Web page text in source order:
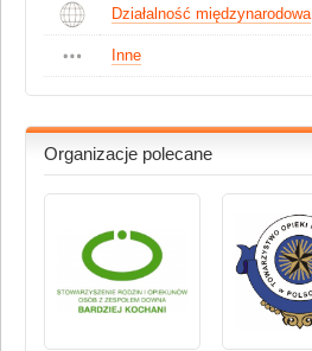
Działalność międzynarodowa
Inne
Organizacje polecane